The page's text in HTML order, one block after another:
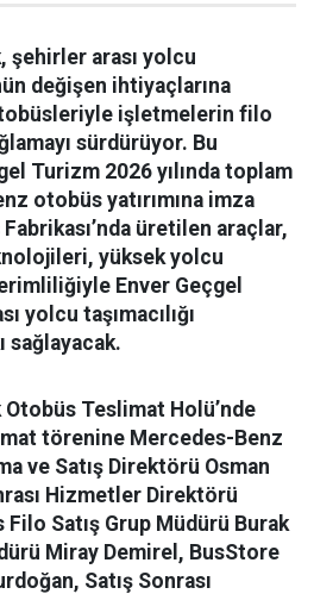
şehirler arası yolcu
değişen ihtiyaçlarına
işletmelerin filo
sürdürüyor. Bu
Turizm 2026 yılında toplam
otobüs yatırımına imza
üretilen araçlar,
yüksek yolcu
Enver Geçgel
yolcu taşımacılığı
sağlayacak.
Teslimat Holü’nde
törenine Mercedes-Benz
ve Satış Direktörü Osman
Hizmetler Direktörü
Satış Grup Müdürü Burak
Miray Demirel, BusStore
Satış Sonrası